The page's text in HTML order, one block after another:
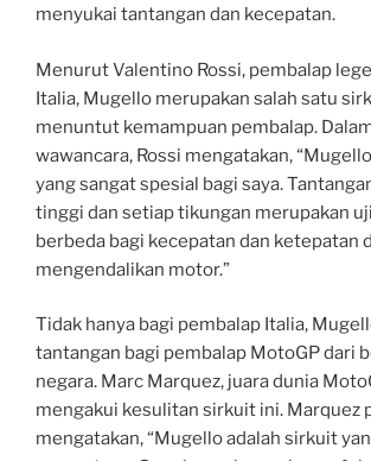
menyukai tantangan dan kecepatan.
Menurut Valentino Rossi, pembalap
Italia, Mugello merupakan salah satu
menuntut kemampuan pembalap.
wawancara, Rossi mengatakan,
yang sangat spesial bagi saya.
tinggi dan setiap tikungan merupakan
berbeda bagi kecepatan dan ketepatan
mengendalikan motor.”
Tidak hanya bagi pembalap Italia,
tantangan bagi pembalap MotoGP dari
negara. Marc Marquez, juara dunia
mengakui kesulitan sirkuit ini. Marquez
mengatakan, “Mugello adalah sirkuit